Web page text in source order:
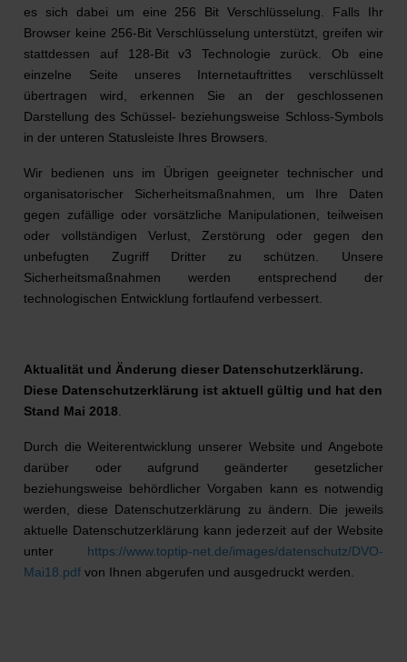
es sich dabei um eine 256 Bit Verschlüsselung. Falls Ihr
Browser keine 256-Bit Verschlüsselung unterstützt, greifen wir
stattdessen auf 128-Bit v3 Technologie zurück. Ob eine
einzelne Seite unseres Internetauftrittes verschlüsselt
übertragen wird, erkennen Sie an der geschlossenen
Darstellung des Schüssel- beziehungsweise Schloss-Symbols
in der unteren Statusleiste Ihres Browsers.
Wir bedienen uns im Übrigen geeigneter technischer und
organisatorischer Sicherheitsmaßnahmen, um Ihre Daten
gegen zufällige oder vorsätzliche Manipulationen, teilweisen
oder vollständigen Verlust, Zerstörung oder gegen den
unbefugten Zugriff Dritter zu schützen. Unsere
Sicherheitsmaßnahmen werden entsprechend der
technologischen Entwicklung fortlaufend verbessert.
Aktualität und Änderung dieser Datenschutzerklärung.
Diese Datenschutzerklärung ist aktuell gültig und hat den
Stand Mai 2018
Durch die Weiterentwicklung unserer Website und Angebote
darüber oder aufgrund geänderter gesetzlicher
beziehungsweise behördlicher Vorgaben kann es notwendig
werden, diese Datenschutzerklärung zu ändern. Die jeweils
aktuelle Datenschutzerklärung kann jederzeit auf der Website
unter https://www.toptip-net.de/images/datenschutz/DVO-
Mai18.pdf von Ihnen abgerufen und ausgedruckt werden.